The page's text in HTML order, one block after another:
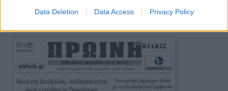
Data Deletion Data Access Privacy Policy